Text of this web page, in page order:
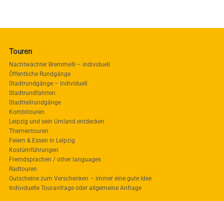
Touren
Nachtwächter Bremme® – individuell
Öffentliche Rundgänge
Stadtrundgänge – individuell
Stadtrundfahrten
Stadtteilrundgänge
Kombitouren
Leipzig und sein Umland entdecken
Thementouren
Feiern & Essen in Leipzig
Kostümführungen
Fremdsprachen / other languages
Radtouren
Gutscheine zum Verschenken – immer eine gute Idee
Individuelle Touranfrage oder allgemeine Anfrage